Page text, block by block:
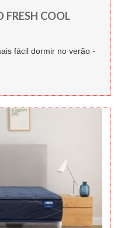
FRESH COOL
fácil dormir no verão -